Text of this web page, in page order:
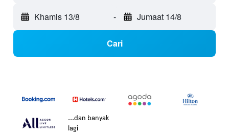
Khamis 13/8 - Jumaat 14/8
Cari
...dan banyak
lagi